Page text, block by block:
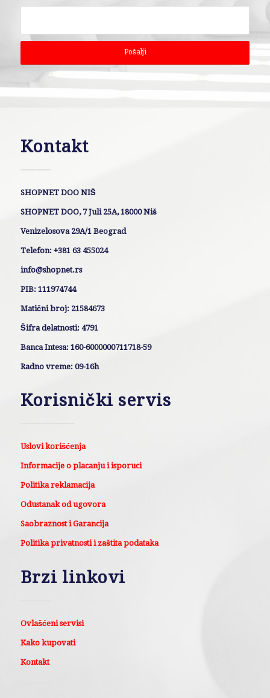
Kontakt
SHOPNET DOO NIŠ
SHOPNET DOO, 7 Juli 25A, 18000 Niš
Venizelosova 29A/1 Beograd
Telefon: +381 63 455024
info@shopnet.rs
PIB: 111974744
Matični broj: 21584673
Šifra delatnosti: 4791
Banca Intesa: 160-6000000711718-59
Radno vreme: 09-16h
Korisnički servis
Uslovi korišćenja
Informacije o placanju i isporuci
Politika reklamacija
Odustanak od ugovora
Saobraznost i Garancija
Politika privatnosti i zaštita podataka
Brzi linkovi
Ovlašćeni servisi
Kako kupovati
Kontakt